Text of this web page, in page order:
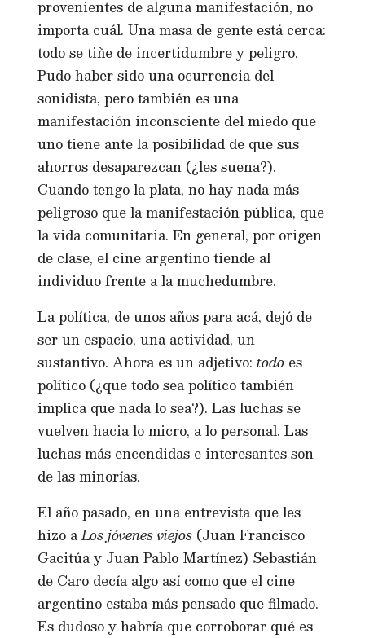
provenientes de alguna manifestación, no
importa cuál. Una masa de gente está cerca:
todo se tiñe de incertidumbre y peligro.
Pudo haber sido una ocurrencia del
sonidista, pero también es una
manifestación inconsciente del miedo que
uno tiene ante la posibilidad de que sus
ahorros desaparezcan (¿les suena?).
Cuando tengo la plata, no hay nada más
peligroso que la manifestación pública, que
la vida comunitaria. En general, por origen
de clase, el cine argentino tiende al
individuo frente a la muchedumbre.
La política, de unos años para acá, dejó de
ser un espacio, una actividad, un
sustantivo. Ahora es un adjetivo:todo es
político (¿que todo sea político también
implica que nada lo sea?). Las luchas se
vuelven hacia lo micro, a lo personal. Las
luchas más encendidas e interesantes son
de las minorías.
El año pasado, en una entrevista que les
hizo aLos jóvenes viejos (Juan Francisco
Gacitúa y Juan Pablo Martínez) Sebastián
de Caro decía algo así como que el cine
argentino estaba más pensado que filmado.
Es dudoso y habría que corroborar qué es